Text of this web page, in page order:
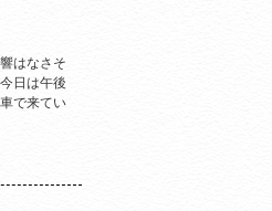
はなさそ
日は午後
で来てい